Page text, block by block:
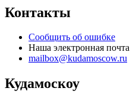
Контакты
Сообщить об ошибке
Наша электронная почта
mailbox@kudamoscow.ru
Кудамоскоу